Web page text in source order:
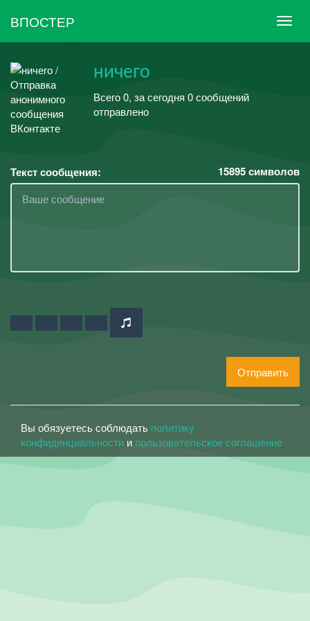
ВПОСТЕР
ничего
Всего 0, за сегодня 0 сообщений
отправлено
Текст сообщения: 15895символов
Отправить
Вы обязуетесь соблюдать политику
конфиденциальности и пользовательское соглашение